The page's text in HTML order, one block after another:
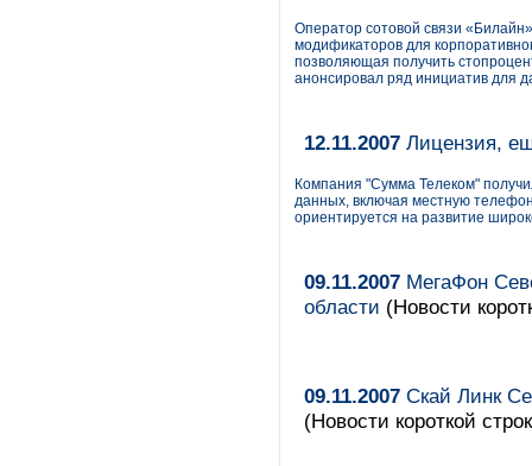
Оператор сотовой связи
модификаторов для
позволяющая получить
анонсировал ряд инициатив для
12.11.2007 Лицензия,
Компания "Сумма Телеком"
данных, включая местную
ориентируется на развитие
09.11.2007 МегаФон
области (Новости
09.11.2007 Скай Линк
(Новости короткой